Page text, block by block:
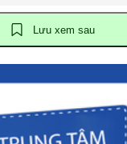
Lưu xem sau